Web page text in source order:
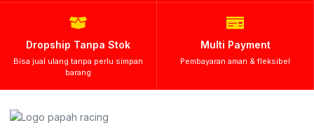
Dropship Tanpa Stok
Bisa jual ulang tanpa perlu simpan
barang
Multi Payment
Pembayaran aman & fleksibel